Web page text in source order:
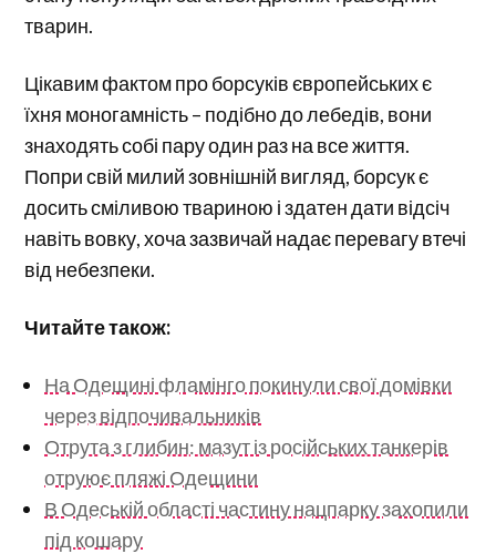
тварин.
Цікавим фактом про борсуків європейських є
їхня моногамність – подібно до лебедів, вони
знаходять собі пару один раз на все життя.
Попри свій милий зовнішній вигляд, борсук є
досить сміливою твариною і здатен дати відсіч
навіть вовку, хоча зазвичай надає перевагу втечі
від небезпеки.
Читайте також:
На Одещині фламінго покинули свої домівки
через відпочивальників
Отрута з глибин: мазут із російських танкерів
отруює пляжі Одещини
В Одеській області частину нацпарку захопили
під кошару